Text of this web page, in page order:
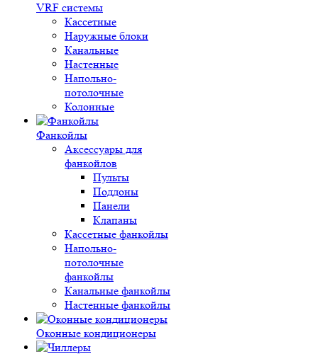
VRF системы
Кассетные
Наружные блоки
Канальные
Настенные
Напольно-
потолочные
Колонные
Фанкойлы
Аксессуары для
фанкойлов
Пульты
Поддоны
Панели
Клапаны
Кассетные фанкойлы
Напольно-
потолочные
фанкойлы
Канальные фанкойлы
Настенные фанкойлы
Оконные кондиционеры